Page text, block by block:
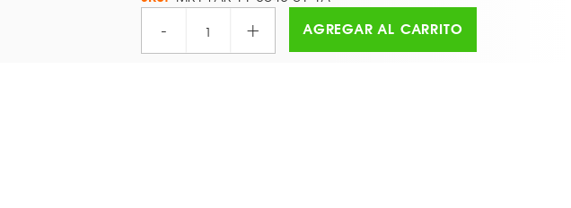
- + AGREGAR AL CARRITO